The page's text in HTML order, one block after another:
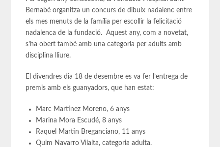
Bernabé organitza un concurs de dibuix nadalenc entre
els mes menuts de la família per escollir la felicitació
nadalenca de la fundació. Aquest any, com a novetat,
s’ha obert també amb una categoria per adults amb
disciplina lliure.
El divendres dia 18 de desembre es va fer l’entrega de
premis amb els guanyadors, que han estat:
Marc Martínez Moreno, 6 anys
Marina Mora Escudé, 8 anys
Raquel Martin Breganciano, 11 anys
Quim Navarro Vilalta, categoria adulta.